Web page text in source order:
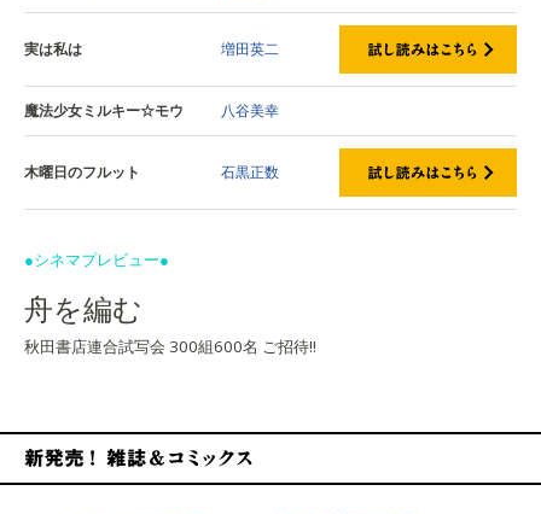
実は私は 増田英二
魔法少女ミルキー☆モウ 八谷美幸
木曜日のフルット 石黒正数
●シネマプレビュー●
舟を編む
秋田書店連合試写会 300組600名 ご招待!!